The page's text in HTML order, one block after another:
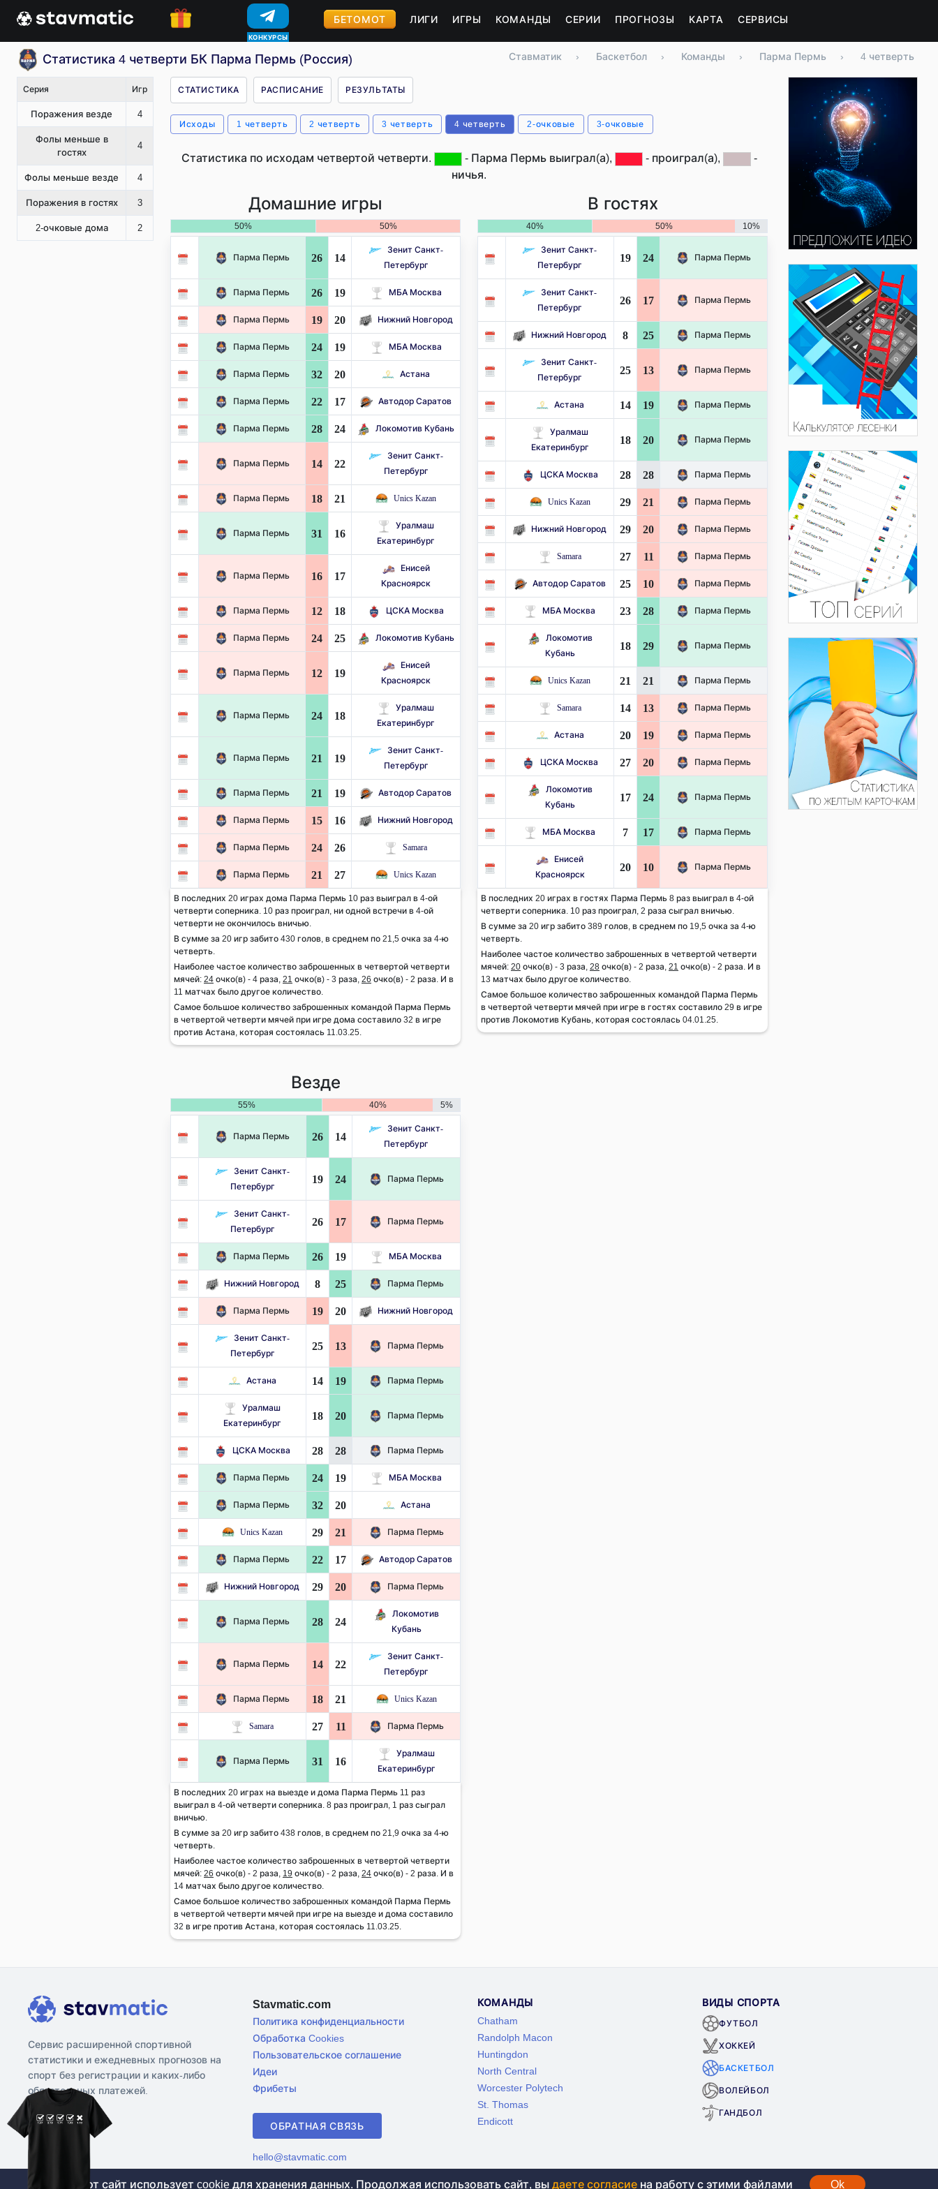
КОНКУРСЫ
БЕТОМОТ ЛИГИ ИГРЫ КОМАНДЫ СЕРИИ ПРОГНОЗЫ КАРТА СЕРВИСЫ
Статистика 4 четверти БК Парма Пермь (Россия) Ставматик › Баскетбол › Команды › Парма Пермь › 4 четверть
Серия Игр
Поражения везде 4
Фолы меньше в
гостях
4
Фолы меньше везде 4
Поражения в гостях 3
2-очковые дома 2
СТАТИСТИКА РАСПИСАНИЕ РЕЗУЛЬТАТЫ
Исходы 1 четверть 2 четверть 3 четверть 4 четверть 2-очковые 3-очковые
Статистика по исходам четвертой четверти. - Парма Пермь выиграл(а), - проиграл(а),
-
ничья.
Домашние игры
50% 50%
Парма Пермь 26 14
Зенит Санкт-
Петербург
Парма Пермь 26 19 МБА Москва
Парма Пермь 19 20 Нижний Новгород
Парма Пермь 24 19 МБА Москва
Парма Пермь 32 20 Астана
Парма Пермь 22 17 Автодор Саратов
Парма Пермь 28 24 Локомотив Кубань
Парма Пермь 14 22
Зенит Санкт-
Петербург
Парма Пермь 18 21 Unics Kazan
Парма Пермь 31 16
Уралмаш
Екатеринбург
Парма Пермь 16 17
Енисей
Красноярск
Парма Пермь 12 18 ЦСКА Москва
Парма Пермь 24 25 Локомотив Кубань
Парма Пермь 12 19
Енисей
Красноярск
Парма Пермь 24 18
Уралмаш
Екатеринбург
Парма Пермь 21 19
Зенит Санкт-
Петербург
Парма Пермь 21 19 Автодор Саратов
Парма Пермь 15 16 Нижний Новгород
Парма Пермь 24 26 Samara
Парма Пермь 21 27 Unics Kazan
В последних 20 играх дома Парма Пермь 10 раз выиграл в 4-ой
четверти соперника. 10 раз проиграл, ни одной встречи в 4-ой
четверти не окончилось вничью.
В сумме за 20 игр забито 430 голов, в среднем по 21,5 очка за 4-ю
четверть.
Наиболее частое количество заброшенных в четвертой четверти
мячей: 24 очко(в) - 4 раза, 21 очко(в) - 3 раза, 26 очко(в) - 2 раза. И в
11 матчах было другое количество.
Самое большое количество заброшенных командой Парма Пермь
в четвертой четверти мячей при игре дома составило 32 в игре
против Астана, которая состоялась 11.03.25.
В гостях
40% 50% 10%
Зенит Санкт-
Петербург
19 24 Парма Пермь
Зенит Санкт-
Петербург
26 17 Парма Пермь
Нижний Новгород 8 25 Парма Пермь
Зенит Санкт-
Петербург
25 13 Парма Пермь
Астана 14 19 Парма Пермь
Уралмаш
Екатеринбург
18 20 Парма Пермь
ЦСКА Москва 28 28 Парма Пермь
Unics Kazan 29 21 Парма Пермь
Нижний Новгород 29 20 Парма Пермь
Samara 27 11 Парма Пермь
Автодор Саратов 25 10 Парма Пермь
МБА Москва 23 28 Парма Пермь
Локомотив
Кубань
18 29 Парма Пермь
Unics Kazan 21 21 Парма Пермь
Samara 14 13 Парма Пермь
Астана 20 19 Парма Пермь
ЦСКА Москва 27 20 Парма Пермь
Локомотив
Кубань
17 24 Парма Пермь
МБА Москва 7 17 Парма Пермь
Енисей
Красноярск
20 10 Парма Пермь
В последних 20 играх в гостях Парма Пермь 8 раз выиграл в 4-ой
четверти соперника. 10 раз проиграл, 2 раза сыграл вничью.
В сумме за 20 игр забито 389 голов, в среднем по 19,5 очка за 4-ю
четверть.
Наиболее частое количество заброшенных в четвертой четверти
мячей: 20 очко(в) - 3 раза, 28 очко(в) - 2 раза, 21 очко(в) - 2 раза. И в
13 матчах было другое количество.
Самое большое количество заброшенных командой Парма Пермь
в четвертой четверти мячей при игре в гостях составило 29 в игре
против Локомотив Кубань, которая состоялась 04.01.25.
Везде
55% 40% 5%
Парма Пермь 26 14
Зенит Санкт-
Петербург
Зенит Санкт-
Петербург
19 24 Парма Пермь
Зенит Санкт-
Петербург
26 17 Парма Пермь
Парма Пермь 26 19 МБА Москва
Нижний Новгород 8 25 Парма Пермь
Парма Пермь 19 20 Нижний Новгород
Зенит Санкт-
Петербург
25 13 Парма Пермь
Астана 14 19 Парма Пермь
Уралмаш
Екатеринбург
18 20 Парма Пермь
ЦСКА Москва 28 28 Парма Пермь
Парма Пермь 24 19 МБА Москва
Парма Пермь 32 20 Астана
Unics Kazan 29 21 Парма Пермь
Парма Пермь 22 17 Автодор Саратов
Нижний Новгород 29 20 Парма Пермь
Парма Пермь 28 24
Локомотив
Кубань
Парма Пермь 14 22
Зенит Санкт-
Петербург
Парма Пермь 18 21 Unics Kazan
Samara 27 11 Парма Пермь
Парма Пермь 31 16
Уралмаш
Екатеринбург
В последних 20 играх на выезде и дома Парма Пермь 11 раз
выиграл в 4-ой четверти соперника. 8 раз проиграл, 1 раз сыграл
вничью.
В сумме за 20 игр забито 438 голов, в среднем по 21,9 очка за 4-ю
четверть.
Наиболее частое количество заброшенных в четвертой четверти
мячей: 26 очко(в) - 2 раза, 19 очко(в) - 2 раза, 24 очко(в) - 2 раза. И в
14 матчах было другое количество.
Самое большое количество заброшенных командой Парма Пермь
в четвертой четверти мячей при игре на выезде и дома составило
32 в игре против Астана, которая состоялась 11.03.25.
Сервис расширенной спортивной
статистики и ежедневных прогнозов на
спорт без регистрации и каких-либо
обязательных платежей.
Stavmatic.com
Политика конфиденциальности
Обработка Cookies
Пользовательское соглашение
Идеи
Фрибеты
ОБРАТНАЯ СВЯЗЬ
hello@stavmatic.com
КОМАНДЫ
Chatham
Randolph Macon
Huntingdon
North Central
Worcester Polytech
St. Thomas
Endicott
ВИДЫ СПОРТА
ФУТБОЛ
ХОККЕЙ
БАСКЕТБОЛ
ВОЛЕЙБОЛ
ГАНДБОЛ
©2017-2026 Stavmatic.com Для лиц старше 18 лет. На сайте не проводятся игры на денежные средства, вся информация носит ознакомительный
Этот сайт использует cookie для хранения данных. Продолжая использовать сайт, вы даете согласие на работу с этими файлами Ok